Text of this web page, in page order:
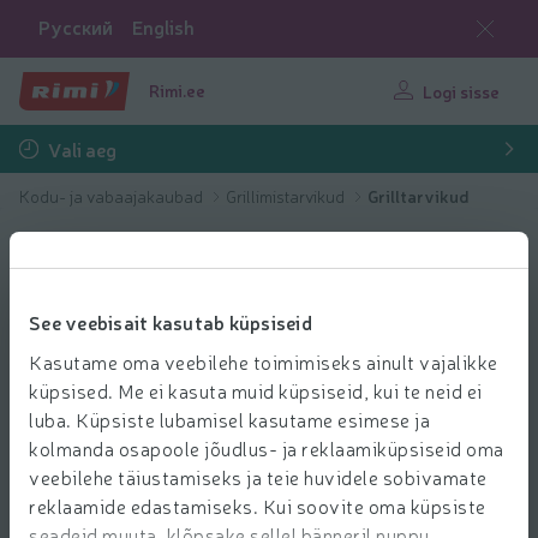
See veebisait kasutab küpsiseid
Kasutame oma veebilehe toimimiseks ainult vajalikke
küpsised. Me ei kasuta muid küpsiseid, kui te neid ei
luba. Küpsiste lubamisel kasutame esimese ja
kolmanda osapoole jõudlus- ja reklaamiküpsiseid oma
veebilehe täiustamiseks ja teie huvidele sobivamate
reklaamide edastamiseks. Kui soovite oma küpsiste
Русский English
Rimi.ee Logi sisse
Vali aeg
Kodu- ja vabaajakaubad Grillimistarvikud Grilltarvikud